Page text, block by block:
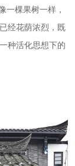
一棵果树一样，
经花荫浓烈，既
种活化思想下的